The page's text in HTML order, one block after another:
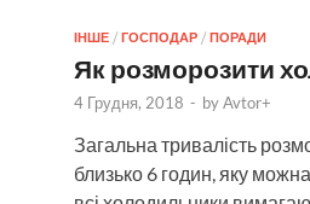
ІНШЕ/ ГОСПОДАР/ ПОРАДИ
Як розморозити
4 Грудня, 2018 - byAvtor+
Загальна тривалість
близько 6 годин, яку